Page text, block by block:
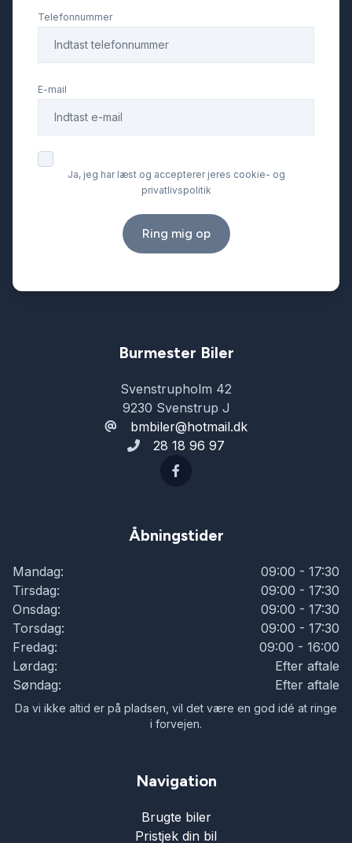
Telefonnummer
E-mail
Ja, jeg har læst og accepterer jeres cookie- og
privatlivspolitik
Ring mig op
Burmester Biler
Svenstrupholm 42
9230 Svenstrup J
bmbiler@hotmail.dk
28 18 96 97
Åbningstider
Mandag:
09:00 - 17:30
Tirsdag:
09:00 - 17:30
Onsdag:
09:00 - 17:30
Torsdag:
09:00 - 17:30
Fredag:
09:00 - 16:00
Lørdag:
Efter aftale
Søndag:
Efter aftale
Da vi ikke altid er på pladsen, vil det være en god idé at ringe
i forvejen.
Navigation
Brugte biler
Pristjek din bil